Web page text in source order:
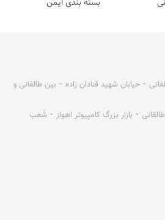
بسته بندی ایمن
⁃ خیابان شهید قنادان زاده ⁃ بین طالقانی و
⁃ بازار بزرگ کامپیوتر اهواز ⁃ شُعب